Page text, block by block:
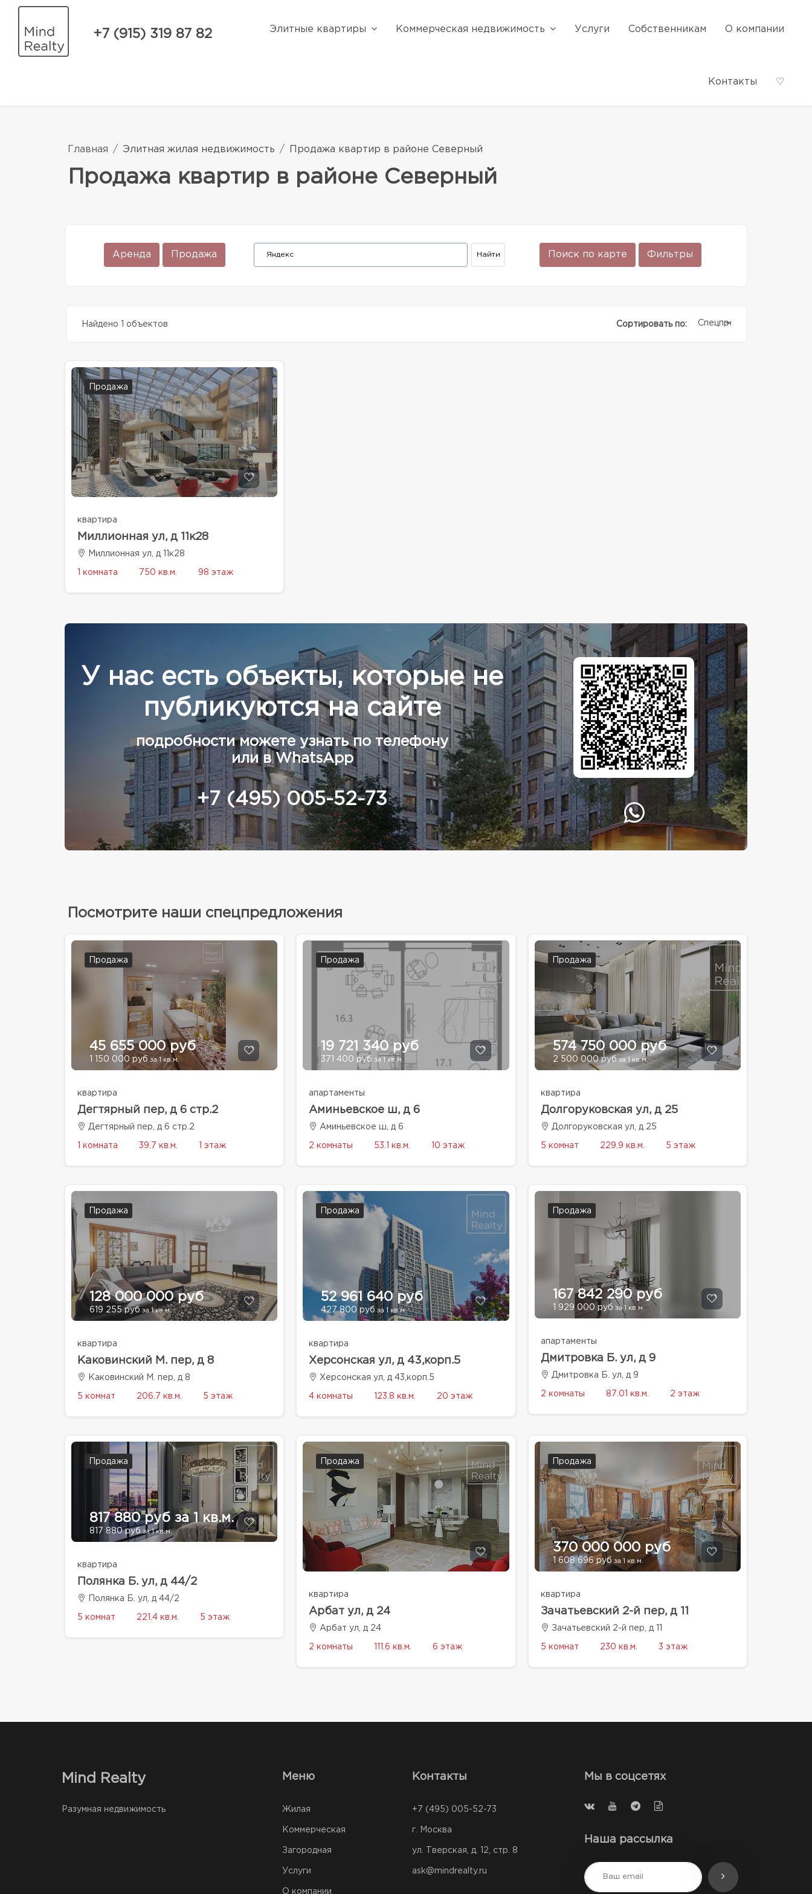
+7 (915) 319 87 82 Элитные квартиры Коммерческая недвижимость Услуги Собственникам О компании
Контакты ♡
Главная Элитная жилая недвижимость Продажа квартир в районе Северный
Продажа квартир в районе Северный
Аренда Продажа Поиск по карте Фильтры
Найдено 1 объектов Сортировать по: Спецпредолжение
Продажа
квартира
Миллионная ул, д 11к28
Миллионная ул, д 11к28
1 комната 750 кв.м. 98 этаж
У нас есть объекты, которые не
публикуются на сайте
подробности можете узнать по телефону
или в WhatsApp
+7 (495) 005-52-73
Посмотрите наши спецпредложения
Продажа
45 655 000 руб
1 150 000 рубза 1 кв.м.
квартира
Дегтярный пер, д 6 стр.2
Дегтярный пер, д 6 стр.2
1 комната 39.7 кв.м. 1 этаж
Продажа
19 721 340 руб
371 400 руб за 1 кв.м.
апартаменты
Аминьевское ш, д 6
Аминьевское ш, д 6
2 комнаты 53.1 кв.м. 10 этаж
Продажа
574 750 000 руб
2 500 000 рубза 1 кв.м.
квартира
Долгоруковская ул, д 25
Долгоруковская ул, д 25
5 комнат 229.9 кв.м. 5 этаж
Продажа
128 000 000 руб
619 255 руб за 1 кв.м.
квартира
Каковинский М. пер, д 8
Каковинский М. пер, д 8
5 комнат 206.7 кв.м. 5 этаж
Продажа
52 961 640 руб
427 800 рубза 1 кв.м.
квартира
Херсонская ул, д 43,корп.5
Херсонская ул, д 43,корп.5
4 комнаты 123.8 кв.м. 20 этаж
Продажа
167 842 290 руб
1 929 000 руб за 1 кв.м.
апартаменты
Дмитровка Б. ул, д 9
Дмитровка Б. ул, д 9
2 комнаты 87.01 кв.м. 2 этаж
Продажа
817 880 руб за 1 кв.м.
817 880 руб за 1 кв.м.
квартира
Полянка Б. ул, д 44/2
Полянка Б. ул, д 44/2
5 комнат 221.4 кв.м. 5 этаж
Продажа
квартира
Арбат ул, д 24
Арбат ул, д 24
2 комнаты 111.6 кв.м. 6 этаж
Продажа
370 000 000 руб
1 608 696 руб за 1 кв.м.
квартира
Зачатьевский 2-й пер, д 11
Зачатьевский 2-й пер, д 11
5 комнат 230 кв.м. 3 этаж
Mind Realty
Разумная недвижимость
Меню
Жилая
Коммерческая
Загородная
Услуги
О компании
Контакты
+7 (495) 005-52-73
г. Москва
ул. Тверская, д. 12, стр. 8
ask@mindrealty.ru
Мы в соцсетях
Наша рассылка